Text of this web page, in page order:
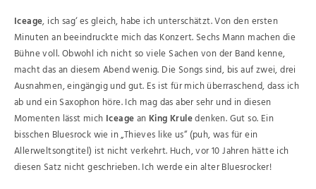
Iceage, ich sag‘ es gleich, habe ich unterschätzt. Von den ersten
Minuten an beeindruckte mich das Konzert. Sechs Mann machen die
Bühne voll. Obwohl ich nicht so viele Sachen von der Band kenne,
macht das an diesem Abend wenig. Die Songs sind, bis auf zwei, drei
Ausnahmen, eingängig und gut. Es ist für mich überraschend, dass ich
ab und ein Saxophon höre. Ich mag das aber sehr und in diesen
Momenten lässt mich Iceagean King Kruledenken. Gut so. Ein
bisschen Bluesrock wie in „Thieves like us“ (puh, was für ein
Allerweltsongtitel) ist nicht verkehrt. Huch, vor 10 Jahren hätte ich
diesen Satz nicht geschrieben. Ich werde ein alter Bluesrocker!